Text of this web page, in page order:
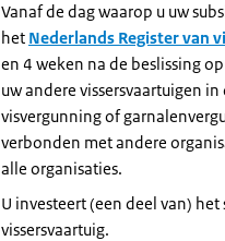
Vanaf de dag waarop u uw
het Nederlands Register van
en 4 weken na de beslissing
uw andere vissersvaartuigen
visvergunning of
verbonden met andere
alle organisaties.
U investeert (een deel van)
vissersvaartuig.